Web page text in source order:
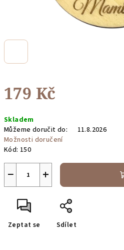
179 Kč
cena:
Skladem
Můžeme doručit do:
11.8.2026
Možnosti doručení
Kód: 150
+
−
Zeptat se Sdílet